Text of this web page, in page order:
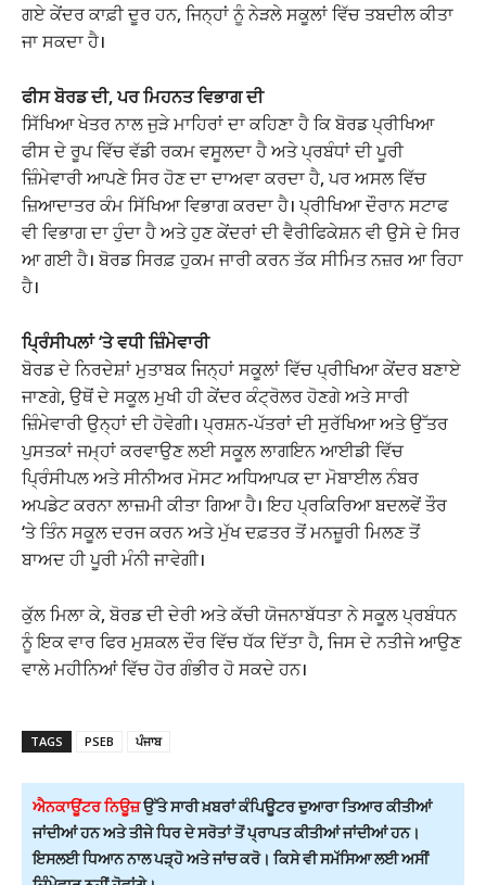
ਗਏ ਕੇਂਦਰ ਕਾਫ਼ੀ ਦੂਰ ਹਨ, ਜਿਨ੍ਹਾਂ ਨੂੰ ਨੇੜਲੇ ਸਕੂਲਾਂ ਵਿੱਚ ਤਬਦੀਲ ਕੀਤਾ
ਜਾ ਸਕਦਾ ਹੈ।
ਫੀਸ ਬੋਰਡ ਦੀ, ਪਰ ਮਿਹਨਤ ਵਿਭਾਗ ਦੀ
ਸਿੱਖਿਆ ਖੇਤਰ ਨਾਲ ਜੁੜੇ ਮਾਹਿਰਾਂ ਦਾ ਕਹਿਣਾ ਹੈ ਕਿ ਬੋਰਡ ਪ੍ਰੀਖਿਆ
ਫੀਸ ਦੇ ਰੂਪ ਵਿੱਚ ਵੱਡੀ ਰਕਮ ਵਸੂਲਦਾ ਹੈ ਅਤੇ ਪ੍ਰਬੰਧਾਂ ਦੀ ਪੂਰੀ
ਜ਼ਿੰਮੇਵਾਰੀ ਆਪਣੇ ਸਿਰ ਹੋਣ ਦਾ ਦਾਅਵਾ ਕਰਦਾ ਹੈ, ਪਰ ਅਸਲ ਵਿੱਚ
ਜ਼ਿਆਦਾਤਰ ਕੰਮ ਸਿੱਖਿਆ ਵਿਭਾਗ ਕਰਦਾ ਹੈ। ਪ੍ਰੀਖਿਆ ਦੌਰਾਨ ਸਟਾਫ
ਵੀ ਵਿਭਾਗ ਦਾ ਹੁੰਦਾ ਹੈ ਅਤੇ ਹੁਣ ਕੇਂਦਰਾਂ ਦੀ ਵੈਰੀਫਿਕੇਸ਼ਨ ਵੀ ਉਸੇ ਦੇ ਸਿਰ
ਆ ਗਈ ਹੈ। ਬੋਰਡ ਸਿਰਫ਼ ਹੁਕਮ ਜਾਰੀ ਕਰਨ ਤੱਕ ਸੀਮਿਤ ਨਜ਼ਰ ਆ ਰਿਹਾ
ਹੈ।
ਪ੍ਰਿੰਸੀਪਲਾਂ ‘ਤੇ ਵਧੀ ਜ਼ਿੰਮੇਵਾਰੀ
ਬੋਰਡ ਦੇ ਨਿਰਦੇਸ਼ਾਂ ਮੁਤਾਬਕ ਜਿਨ੍ਹਾਂ ਸਕੂਲਾਂ ਵਿੱਚ ਪ੍ਰੀਖਿਆ ਕੇਂਦਰ ਬਣਾਏ
ਜਾਣਗੇ, ਉਥੋਂ ਦੇ ਸਕੂਲ ਮੁਖੀ ਹੀ ਕੇਂਦਰ ਕੰਟ੍ਰੋਲਰ ਹੋਣਗੇ ਅਤੇ ਸਾਰੀ
ਜ਼ਿੰਮੇਵਾਰੀ ਉਨ੍ਹਾਂ ਦੀ ਹੋਵੇਗੀ। ਪ੍ਰਸ਼ਨ-ਪੱਤਰਾਂ ਦੀ ਸੁਰੱਖਿਆ ਅਤੇ ਉੱਤਰ
ਪੁਸਤਕਾਂ ਜਮ੍ਹਾਂ ਕਰਵਾਉਣ ਲਈ ਸਕੂਲ ਲਾਗਇਨ ਆਈਡੀ ਵਿੱਚ
ਪ੍ਰਿੰਸੀਪਲ ਅਤੇ ਸੀਨੀਅਰ ਮੋਸਟ ਅਧਿਆਪਕ ਦਾ ਮੋਬਾਈਲ ਨੰਬਰ
ਅਪਡੇਟ ਕਰਨਾ ਲਾਜ਼ਮੀ ਕੀਤਾ ਗਿਆ ਹੈ। ਇਹ ਪ੍ਰਕਿਰਿਆ ਬਦਲਵੇਂ ਤੌਰ
‘ਤੇ ਤਿੰਨ ਸਕੂਲ ਦਰਜ ਕਰਨ ਅਤੇ ਮੁੱਖ ਦਫ਼ਤਰ ਤੋਂ ਮਨਜ਼ੂਰੀ ਮਿਲਣ ਤੋਂ
ਬਾਅਦ ਹੀ ਪੂਰੀ ਮੰਨੀ ਜਾਵੇਗੀ।
ਕੁੱਲ ਮਿਲਾ ਕੇ, ਬੋਰਡ ਦੀ ਦੇਰੀ ਅਤੇ ਕੱਚੀ ਯੋਜਨਾਬੱਧਤਾ ਨੇ ਸਕੂਲ ਪ੍ਰਬੰਧਨ
ਨੂੰ ਇਕ ਵਾਰ ਫਿਰ ਮੁਸ਼ਕਲ ਦੌਰ ਵਿੱਚ ਧੱਕ ਦਿੱਤਾ ਹੈ, ਜਿਸ ਦੇ ਨਤੀਜੇ ਆਉਣ
ਵਾਲੇ ਮਹੀਨਿਆਂ ਵਿੱਚ ਹੋਰ ਗੰਭੀਰ ਹੋ ਸਕਦੇ ਹਨ।
TAGS PSEB ਪੰਜਾਬ
ਐਨਕਾਊਂਟਰ ਨਿਊਜ਼ਉੱਤੇ ਸਾਰੀ ਖ਼ਬਰਾਂ ਕੰਪਿਊਟਰ ਦੁਆਰਾ ਤਿਆਰ ਕੀਤੀਆਂ
ਜਾਂਦੀਆਂ ਹਨ ਅਤੇ ਤੀਜੇ ਧਿਰ ਦੇ ਸਰੋਤਾਂ ਤੋਂ ਪ੍ਰਾਪਤ ਕੀਤੀਆਂ ਜਾਂਦੀਆਂ ਹਨ।
ਇਸਲਈ ਧਿਆਨ ਨਾਲ ਪੜ੍ਹੋ ਅਤੇ ਜਾਂਚ ਕਰੋ। ਕਿਸੇ ਵੀ ਸਮੱਸਿਆ ਲਈ ਅਸੀਂ